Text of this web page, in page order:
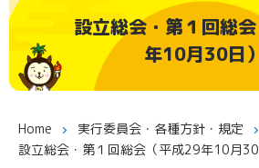
設立総会・第１回総
年10月30日）
Home 実行委員会・各種方針・規定
設立総会・第１回総会（平成29年10月30